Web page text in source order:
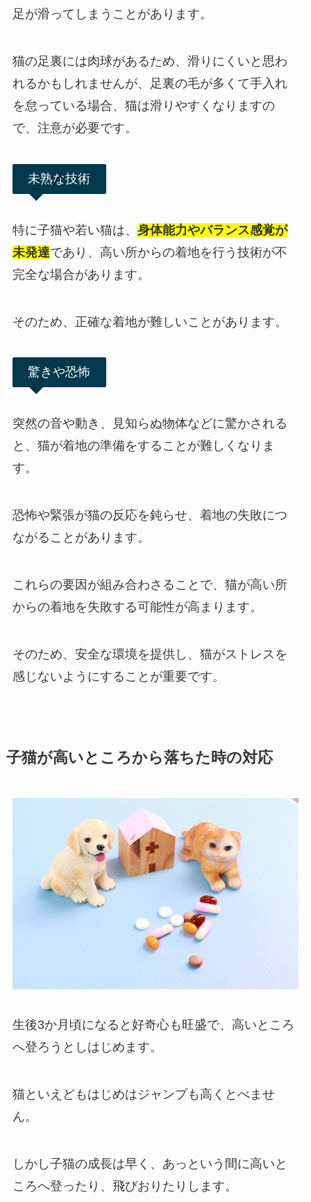
足が滑ってしまうことがあります。
猫の足裏には肉球があるため、滑りにくいと思わ
れるかもしれませんが、足裏の毛が多くて手入れ
を怠っている場合、猫は滑りやすくなりますの
で、注意が必要です。
未熟な技術
特に子猫や若い猫は、 身体能力やバランス感覚が
未発達であり、高い所からの着地を行う技術が不
完全な場合があります。
そのため、正確な着地が難しいことがあります。
驚きや恐怖
突然の音や動き、見知らぬ物体などに驚かされる
と、猫が着地の準備をすることが難しくなりま
す。
恐怖や緊張が猫の反応を鈍らせ、着地の失敗につ
ながることがあります。
これらの要因が組み合わさることで、猫が高い所
からの着地を失敗する可能性が高まります。
そのため、安全な環境を提供し、猫がストレスを
感じないようにすることが重要です。
子猫が高いところから落ちた時の対応
生後3か月頃になると好奇心も旺盛で、高いところ
へ登ろうとしはじめます。
猫といえどもはじめはジャンプも高くとべませ
ん。
しかし子猫の成長は早く、あっという間に高いと
ころへ登ったり、飛びおりたりします。